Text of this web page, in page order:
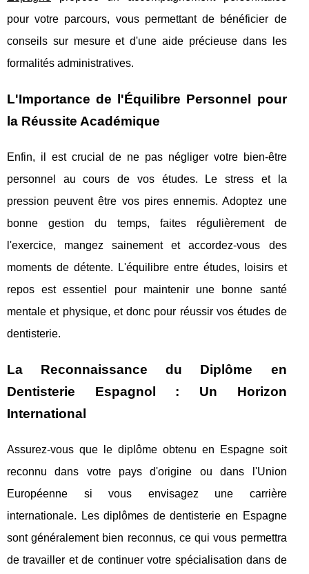
pour votre parcours, vous permettant de bénéficier de
conseils sur mesure et d'une aide précieuse dans les
formalités administratives.
L'Importance de l'Équilibre Personnel pour
la Réussite Académique
Enfin, il est crucial de ne pas négliger votre bien-être
personnel au cours de vos études. Le stress et la
pression peuvent être vos pires ennemis. Adoptez une
bonne gestion du temps, faites régulièrement de
l'exercice, mangez sainement et accordez-vous des
moments de détente. L'équilibre entre études, loisirs et
repos est essentiel pour maintenir une bonne santé
mentale et physique, et donc pour réussir vos études de
dentisterie.
La Reconnaissance du Diplôme en
Dentisterie Espagnol : Un Horizon
International
Assurez-vous que le diplôme obtenu en Espagne soit
reconnu dans votre pays d'origine ou dans l'Union
Européenne si vous envisagez une carrière
internationale. Les diplômes de dentisterie en Espagne
sont généralement bien reconnus, ce qui vous permettra
de travailler et de continuer votre spécialisation dans de